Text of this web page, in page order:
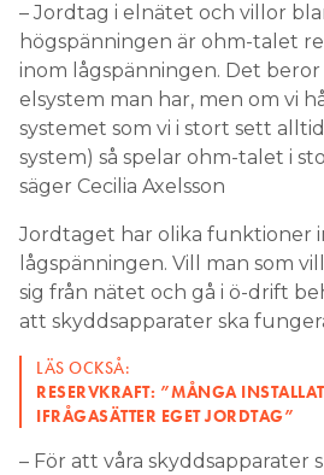
– Jordtag i elnätet och villor
högspänningen är ohm-talet
inom lågspänningen. Det
elsystem man har, men om vi
systemet som vi i stort sett
system) så spelar ohm-talet i
säger Cecilia Axelsson
Jordtaget har olika funktioner
lågspänningen. Vill man som
sig från nätet och gå i ö-drift
att skyddsapparater ska
LÄS OCKSÅ:
RESERVKRAFT: ”MÅNGA
IFRÅGASÄTTER EGET JORDTAG”
– För att våra skyddsapparater